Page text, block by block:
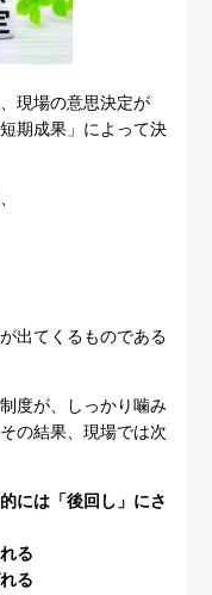
現場の意思決定が
期成果」によって決
出てくるものである
度が、しっかり噛み
の結果、現場では次
には「後回し」にさ
る
る